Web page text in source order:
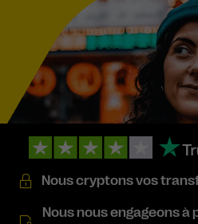
Nous cryptons vos
Nous nous engageons à